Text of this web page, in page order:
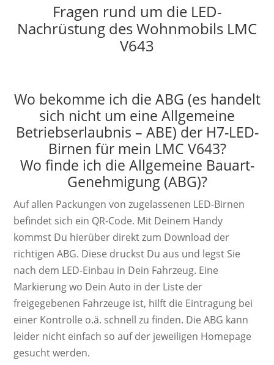
Fragen rund um die LED-
Nachrüstung des Wohnmobils LMC
V643
Wo bekomme ich die ABG (es handelt
sich nicht um eine Allgemeine
Betriebserlaubnis – ABE) der H7-LED-
Birnen für mein LMC V643?
Wo finde ich die Allgemeine Bauart-
Genehmigung (ABG)?
Auf allen Packungen von zugelassenen LED-Birnen
befindet sich ein QR-Code. Mit Deinem Handy
kommst Du hierüber direkt zum Download der
richtigen ABG. Diese druckst Du aus und legst Sie
nach dem LED-Einbau in Dein Fahrzeug. Eine
Markierung wo Dein Auto in der Liste der
freigegebenen Fahrzeuge ist, hilft die Eintragung bei
einer Kontrolle o.ä. schnell zu finden. Die ABG kann
leider nicht einfach so auf der jeweiligen Homepage
gesucht werden.